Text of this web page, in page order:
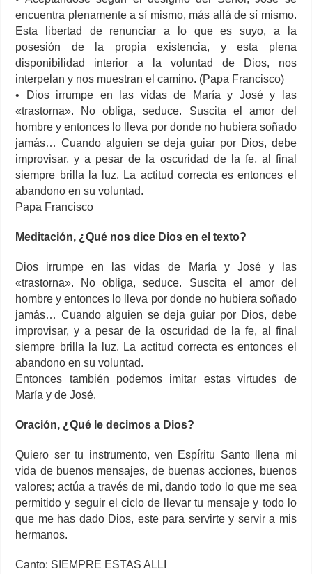
encuentra plenamente a sí mismo, más allá de sí mismo.
Esta libertad de renunciar a lo que es suyo, a la
posesión de la propia existencia, y esta plena
disponibilidad interior a la voluntad de Dios, nos
interpelan y nos muestran el camino. (Papa Francisco)
• Dios irrumpe en las vidas de María y José y las
«trastorna». No obliga, seduce. Suscita el amor del
hombre y entonces lo lleva por donde no hubiera soñado
jamás… Cuando alguien se deja guiar por Dios, debe
improvisar, y a pesar de la oscuridad de la fe, al final
siempre brilla la luz. La actitud correcta es entonces el
abandono en su voluntad.
Papa Francisco
Meditación, ¿Qué nos dice Dios en el texto?
Dios irrumpe en las vidas de María y José y las
«trastorna». No obliga, seduce. Suscita el amor del
hombre y entonces lo lleva por donde no hubiera soñado
jamás… Cuando alguien se deja guiar por Dios, debe
improvisar, y a pesar de la oscuridad de la fe, al final
siempre brilla la luz. La actitud correcta es entonces el
abandono en su voluntad.
Entonces también podemos imitar estas virtudes de
María y de José.
Oración, ¿Qué le decimos a Dios?
Quiero ser tu instrumento, ven Espíritu Santo llena mi
vida de buenos mensajes, de buenas acciones, buenos
valores; actúa a través de mi, dando todo lo que me sea
permitido y seguir el ciclo de llevar tu mensaje y todo lo
que me has dado Dios, este para servirte y servir a mis
hermanos.
Canto: SIEMPRE ESTAS ALLI